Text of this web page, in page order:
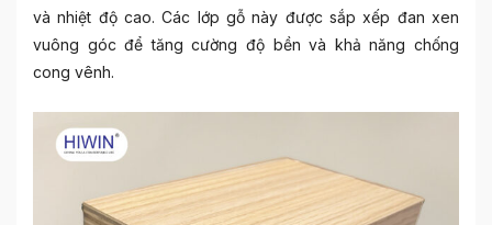
và nhiệt độ cao. Các lớp gỗ này được sắp xếp đan xen
vuông góc để tăng cường độ bền và khả năng chống
cong vênh.